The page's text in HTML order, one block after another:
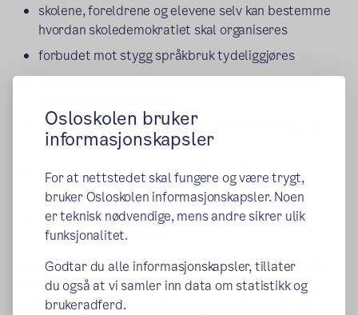
Osloskolen bruker
informasjonskapsler
For at nettstedet skal fungere og være trygt,
bruker Osloskolen informasjonskapsler. Noen
er teknisk nødvendige, mens andre sikrer ulik
funksjonalitet.
Godtar du alle informasjonskapsler, tillater
du også at vi samler inn data om statistikk og
brukeradferd.
skolene, foreldrene og elevene selv kan bestemme
hvordan skoledemokratiet skal organiseres
forbudet mot stygg språkbruk tydeliggjøres
det innføres en ny regel om hvordan ansatte skal
det innføres felles regler for forsentkomming og
fravær i videregående
det innføres en ny regel om bilder, filming og
lydopptak uten samtykke
det innføres en ny regel om plagiat og bruk av
kunstig intelligens (KI)
Skolene kan fortsatt lage egne skoleregler som utfyller
de kommunale skolereglene.
Du finner de kommunale skolereglene i forskrift om